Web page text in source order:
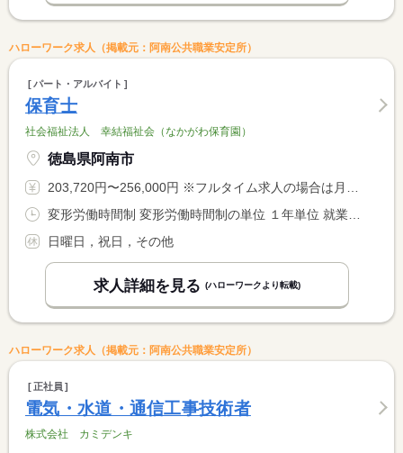
ハローワーク求人（掲載元：阿南公共職業安定所）
パート・アルバイト
保育士
社会福祉法人 幸結福祉会（なかがわ保育園）
徳島県阿南市
203,720円〜256,000円 ※フルタイム求人の場合は月額（換算額）、パート求人の場合は時間額を表示しています。
日曜日，祝日，その他
求人詳細を見る (ハローワークより転載)
ハローワーク求人（掲載元：阿南公共職業安定所）
正社員
電気・水道・通信工事技術者
株式会社 カミデンキ